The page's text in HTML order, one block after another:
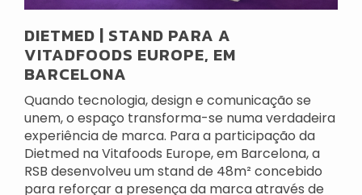
DIETMED | STAND PARA A
VITADFOODS EUROPE, EM
BARCELONA
Quando tecnologia, design e comunicação se
unem, o espaço transforma-se numa verdadeira
experiência de marca. Para a participação da
Dietmed na Vitafoods Europe, em Barcelona, a
RSB desenvolveu um stand de 48m² concebido
para reforçar a presença da marca através de